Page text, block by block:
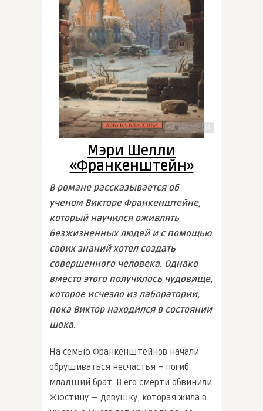
Мэри Шелли
«Франкенштейн»
В романе рассказывается об
ученом Викторе Франкенштейне,
который научился оживлять
безжизненных людей и с помощью
своих знаний хотел создать
совершенного человека. Однако
вместо этого получилось чудовище,
которое исчезло из лаборатории,
пока Виктор находился в состоянии
шока.
На семью Франкенштейнов начали
обрушиваться несчастья – погиб
младший брат. В его смерти обвинили
Жюстину — девушку, которая жила в